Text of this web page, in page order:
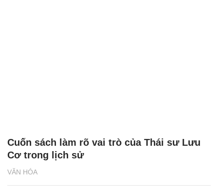
VĂN HÓA
Cuốn sách làm rõ vai trò của Thái sư Lưu
Cơ trong lịch sử